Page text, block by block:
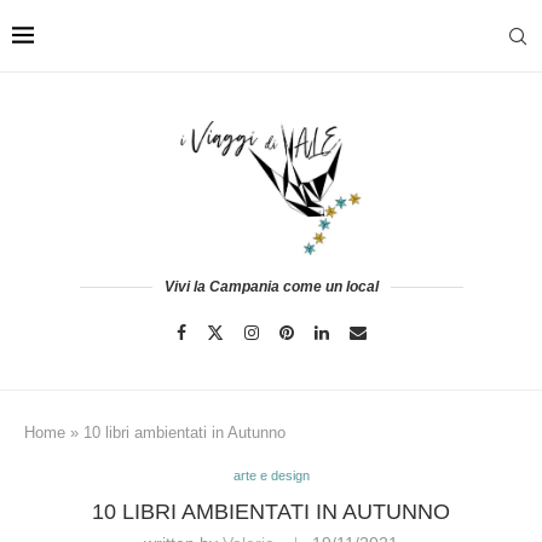
Vivi la Campania come un local
Home » 10 libri ambientati in Autunno
arte e design
10 LIBRI AMBIENTATI IN AUTUNNO